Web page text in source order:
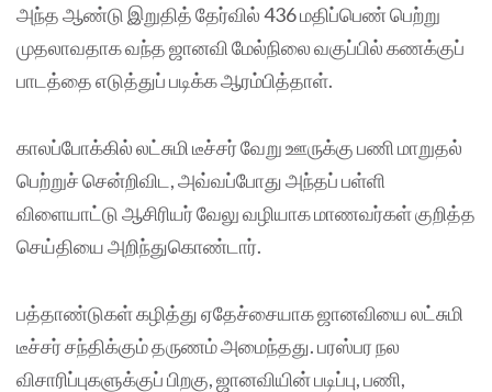
அந்த ஆண்டு இறுதித் தேர்வில் 436 மதிப்பெண் பெற்று
முதலாவதாக வந்த ஜானவி மேல்நிலை வகுப்பில் கணக்குப்
பாடத்தை எடுத்துப் படிக்க ஆரம்பித்தாள்.
காலப்போக்கில் லட்சுமி டீச்சர் வேறு ஊருக்கு பணி மாறுதல்
பெற்றுச் சென்றிவிட, அவ்வப்போது அந்தப் பள்ளி
விளையாட்டு ஆசிரியர் வேலு வழியாக மாணவர்கள் குறித்த
செய்தியை அறிந்துகொண்டார்.
பத்தாண்டுகள் கழித்து ஏதேச்சையாக ஜானவியை லட்சுமி
டீச்சர் சந்திக்கும் தருணம் அமைந்தது. பரஸ்பர நல
விசாரிப்புகளுக்குப் பிறகு, ஜானவியின் படிப்பு, பணி,